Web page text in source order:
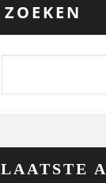
ZOEKEN
LAATSTE